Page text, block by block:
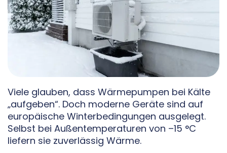
Viele glauben, dass Wärmepumpen bei Kälte
„aufgeben“. Doch moderne Geräte sind auf
europäische Winterbedingungen ausgelegt.
Selbst bei Außentemperaturen von –15 °C
liefern sie zuverlässig Wärme.